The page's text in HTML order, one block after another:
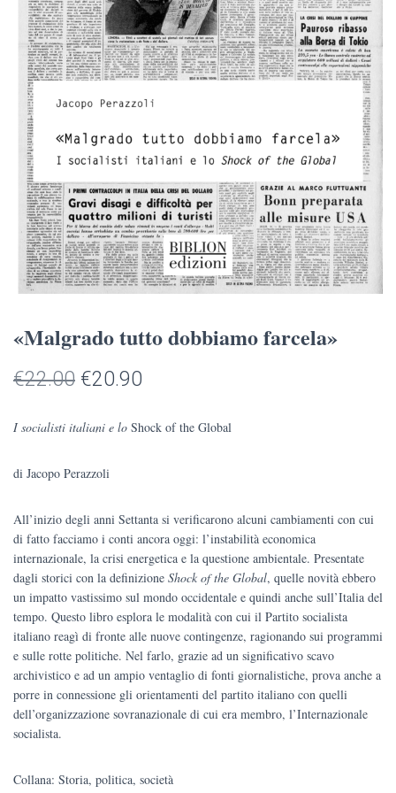
«Malgrado tutto dobbiamo farcela»
€22.00 Il
era:
€22.00.
€20.90
€20.90.
I socialisti italiani e lo Shock of the Global
di Jacopo Perazzoli
All’inizio degli anni Settanta si verificarono alcuni cambiamenti con cui
di fatto facciamo i conti ancora oggi: l’instabilità economica
internazionale, la crisi energetica e la questione ambientale. Presentate
dagli storici con la definizione Shock of the Global, quelle novità ebbero
un impatto vastissimo sul mondo occidentale e quindi anche sull’Italia del
tempo. Questo libro esplora le modalità con cui il Partito socialista
italiano reagì di fronte alle nuove contingenze, ragionando sui programmi
e sulle rotte politiche. Nel farlo, grazie ad un significativo scavo
archivistico e ad un ampio ventaglio di fonti giornalistiche, prova anche a
porre in connessione gli orientamenti del partito italiano con quelli
dell’organizzazione sovranazionale di cui era membro, l’Internazionale
socialista.
Collana: Storia, politica, società